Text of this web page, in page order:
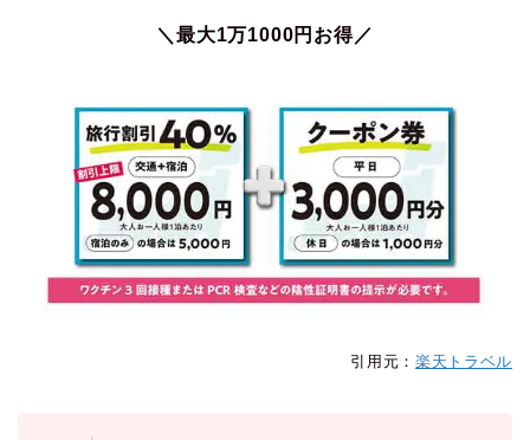
＼最大1万1000円お得／
引用元：楽天トラベル